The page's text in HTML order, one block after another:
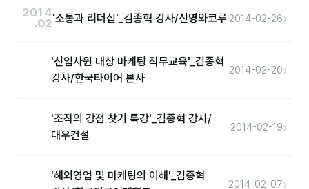
온라인강의 수강 후기
전체 도구
제안·영업
2014
.02'소통과 리더십'_김종혁 강사/신영와코루 2014-02-26›
'신입사원 대상 마케팅 직무교육'_김종혁
강사/한국타이어 본사
2014-02-20›
'조직의 강점 찾기 특강'_김종혁 강사/
대우건설
2014-02-19›
'해외영업 및 마케팅의 이해'_김종혁
2014-02-07›